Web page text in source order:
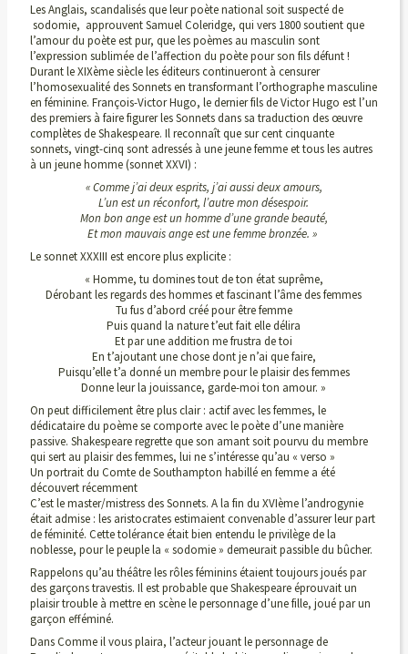
Les Anglais, scandalisés que leur poète national soit suspecté de
sodomie, approuvent Samuel Coleridge, qui vers 1800 soutient que
l’amour du poète est pur, que les poèmes au masculin sont
l’expression sublimée de l’affection du poète pour son fils défunt !
Durant le XIXème siècle les éditeurs continueront à censurer
l’homosexualité des Sonnets en transformant l’orthographe masculine
en féminine. François-Victor Hugo, le dernier fils de Victor Hugo est l’un
des premiers à faire figurer les Sonnets dans sa traduction des œuvre
complètes de Shakespeare. Il reconnaît que sur cent cinquante
sonnets, vingt-cinq sont adressés à une jeune femme et tous les autres
à un jeune homme (sonnet XXVI) :
« Comme j’ai deux esprits, j’ai aussi deux amours,
L’un est un réconfort, l’autre mon désespoir.
Mon bon ange est un homme d’une grande beauté,
Et mon mauvais ange est une femme bronzée. »
Le sonnet XXXIII est encore plus explicite :
« Homme, tu domines tout de ton état suprême,
Dérobant les regards des hommes et fascinant l’âme des femmes
Tu fus d’abord créé pour être femme
Puis quand la nature t’eut fait elle délira
Et par une addition me frustra de toi
En t’ajoutant une chose dont je n’ai que faire,
Puisqu’elle t’a donné un membre pour le plaisir des femmes
Donne leur la jouissance, garde-moi ton amour. »
On peut difficilement être plus clair : actif avec les femmes, le
dédicataire du poème se comporte avec le poète d’une manière
passive. Shakespeare regrette que son amant soit pourvu du membre
qui sert au plaisir des femmes, lui ne s’intéresse qu’au « verso »
Un portrait du Comte de Southampton habillé en femme a été
découvert récemment
C’est le master/mistress des Sonnets. A la fin du XVIème l’androgynie
était admise : les aristocrates estimaient convenable d’assurer leur part
de féminité. Cette tolérance était bien entendu le privilège de la
noblesse, pour le peuple la « sodomie » demeurait passible du bûcher.
Rappelons qu’au théâtre les rôles féminins étaient toujours joués par
des garçons travestis. Il est probable que Shakespeare éprouvait un
plaisir trouble à mettre en scène le personnage d’une fille, joué par un
garçon efféminé.
Dans Comme il vous plaira, l’acteur jouant le personnage de